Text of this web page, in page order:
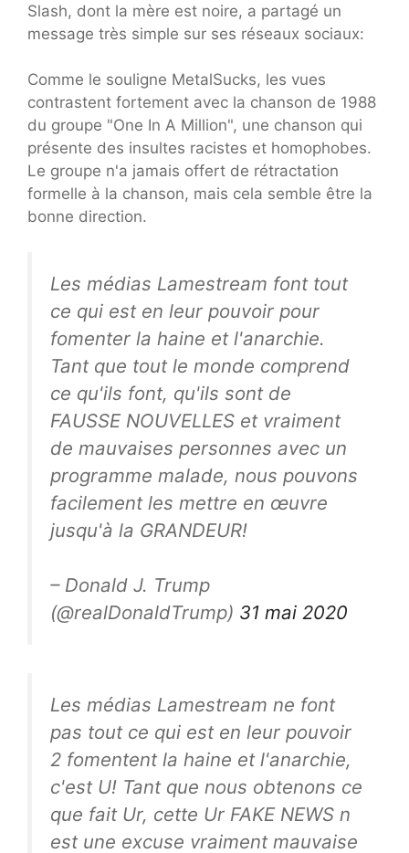
Slash, dont la mère est noire, a partagé un
message très simple sur ses réseaux sociaux:
Comme le souligne MetalSucks, les vues
contrastent fortement avec la chanson de 1988
du groupe "One In A Million", une chanson qui
présente des insultes racistes et homophobes.
Le groupe n'a jamais offert de rétractation
formelle à la chanson, mais cela semble être la
bonne direction.
Les médias Lamestream font tout
ce qui est en leur pouvoir pour
fomenter la haine et l'anarchie.
Tant que tout le monde comprend
ce qu'ils font, qu'ils sont de
FAUSSE NOUVELLES et vraiment
de mauvaises personnes avec un
programme malade, nous pouvons
facilement les mettre en œuvre
jusqu'à la GRANDEUR!
– Donald J. Trump
(@realDonaldTrump) 31 mai 2020
Les médias Lamestream ne font
pas tout ce qui est en leur pouvoir
2 fomentent la haine et l'anarchie,
c'est U! Tant que nous obtenons ce
que fait Ur, cette Ur FAKE NEWS n
est une excuse vraiment mauvaise